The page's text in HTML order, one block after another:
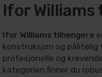
Ifor
Ifor Williams tilhengere
konstruksjon og pålitelig
profesjonelle og
kategorien finner du